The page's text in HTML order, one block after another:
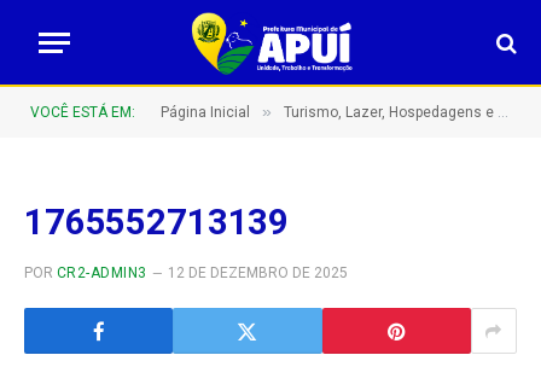
VOCÊ ESTÁ EM: Página Inicial » Turismo, Lazer, Hospedagens e Restaurantes
1765552713139
POR CR2-ADMIN3 12 DE DEZEMBRO DE 2025